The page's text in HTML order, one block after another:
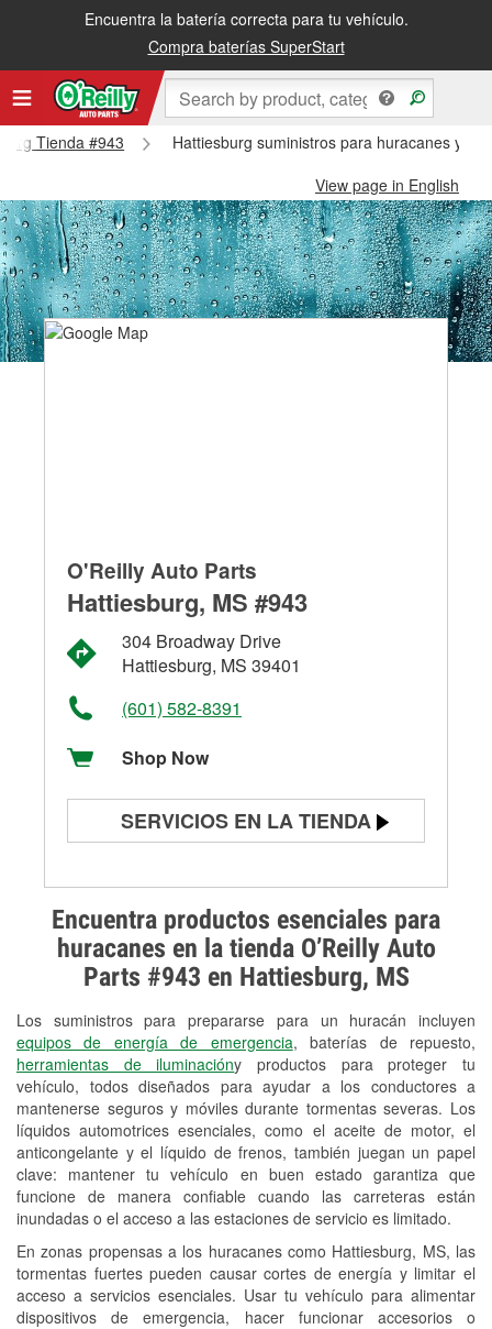
Encuentra la batería correcta para tu vehículo.
Compra baterías SuperStart
Tienda #943
Hattiesburg suministros para huracanes y
View page in English
Encuentra productos esenciales para
huracanes en la tienda O’Reilly Auto
Parts #943 en Hattiesburg, MS
Los suministros para prepararse para un huracán incluyen
equipos de energía de emergencia, baterías de repuesto,
herramientas de iluminacióny productos para proteger tu
vehículo, todos diseñados para ayudar a los conductores a
mantenerse seguros y móviles durante tormentas severas. Los
líquidos automotrices esenciales, como el aceite de motor, el
anticongelante y el líquido de frenos, también juegan un papel
clave: mantener tu vehículo en buen estado garantiza que
funcione de manera confiable cuando las carreteras están
inundadas o el acceso a las estaciones de servicio es limitado.
En zonas propensas a los huracanes como Hattiesburg, MS, las
tormentas fuertes pueden causar cortes de energía y limitar el
acceso a servicios esenciales. Usar tu vehículo para alimentar
dispositivos de emergencia, hacer funcionar accesorios o
O'Reilly Auto Parts
Hattiesburg, MS #943
304 Broadway Drive
Hattiesburg, MS 39401
(601) 582-8391
Shop Now
SERVICIOS EN LA TIENDA
Prueba de alternadores y
arrancadores
Revisión de la luz "Check Engine"
Reciclaje de baterías y aceite
Instalación de bombillas de faros
Instalación de limpiaparabrisas
Programa de Préstamo de
Herramientas
Mezcla de pinturas
Rectificación de tambores y discos de
freno